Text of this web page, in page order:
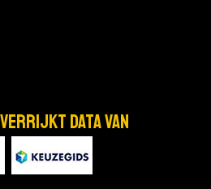
verrijkt data van